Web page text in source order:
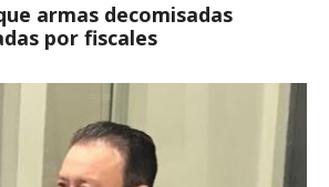
armas decomisadas
por fiscales